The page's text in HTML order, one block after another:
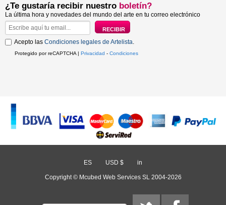
¿Te gustaría recibir nuestro boletín?
La última hora y novedades del mundo del arte en tu correo electrónico
Acepto las Condiciones legales de Artelista.
Protegido por reCAPTCHA | Privacidad - Condiciones
ES USD $ in
Copyright © Mcubed Web Services SL 2004-2026